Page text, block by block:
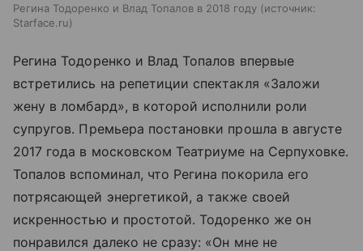
Регина Тодоренко и Влад Топалов в 2018 году
источник:
Starface.ru
Регина Тодоренко и Влад Топалов впервые
встретились на репетиции спектакля «Заложи
жену в ломбард», в которой исполнили роли
супругов. Премьера постановки прошла в августе
2017 года в московском Театриуме на Серпуховке.
Топалов вспоминал, что Регина покорила его
потрясающей энергетикой, а также своей
искренностью и простотой. Тодоренко же он
понравился далеко не сразу: «Он мне не